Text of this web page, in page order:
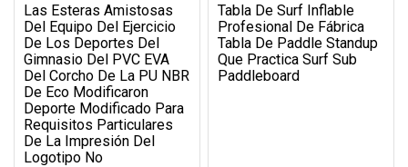
Las Esteras Amistosas
Del Equipo Del Ejercicio
De Los Deportes Del
Gimnasio Del PVC EVA
Del Corcho De La PU NBR
De Eco Modificaron
Deporte Modificado Para
Requisitos Particulares
De La Impresión Del
Logotipo No
Tabla De Surf Inflable
Profesional De Fábrica
Tabla De Paddle Standup
Que Practica Surf Sub
Paddleboard